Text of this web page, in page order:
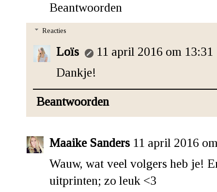
Beantwoorden
Reacties
Loïs
11 april 2016 om 13:31
Dankje!
Beantwoorden
Maaike Sanders 11 april 2016
Wauw, wat veel volgers heb je!
uitprinten; zo leuk <3